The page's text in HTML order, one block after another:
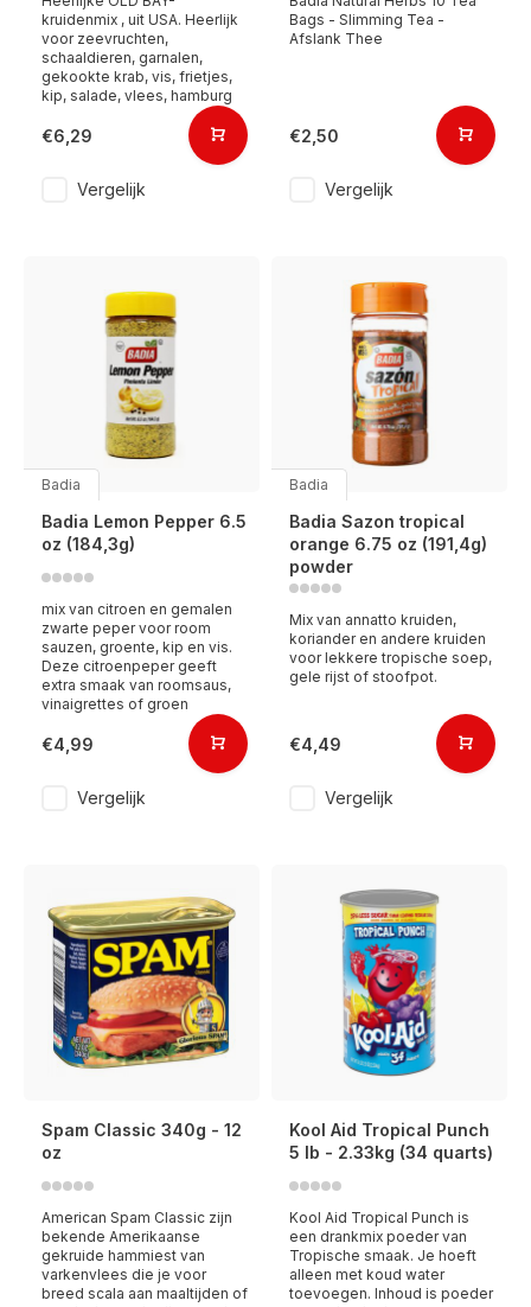
kruidenmix , uit USA. Heerlijk
voor zeevruchten,
schaaldieren, garnalen,
gekookte krab, vis, frietjes,
kip, salade, vlees, hamburg
€6,29
Vergelijk
Bags - Slimming Tea -
Afslank Thee
€2,50
Vergelijk
Badia
Badia Lemon Pepper 6.5
oz (184,3g)
mix van citroen en gemalen
zwarte peper voor room
sauzen, groente, kip en vis.
Deze citroenpeper geeft
extra smaak van roomsaus,
vinaigrettes of groen
€4,99
Vergelijk
Badia
Badia Sazon tropical
orange 6.75 oz (191,4g)
powder
Mix van annatto kruiden,
koriander en andere kruiden
voor lekkere tropische soep,
gele rijst of stoofpot.
€4,49
Vergelijk
Spam Classic 340g - 12
oz
American Spam Classic zijn
bekende Amerikaanse
gekruide hammiest van
varkenvlees die je voor
breed scala aan maaltijden of
Kool Aid Tropical Punch
5 lb - 2.33kg (34 quarts)
Kool Aid Tropical Punch is
een drankmix poeder van
Tropische smaak. Je hoeft
alleen met koud water
toevoegen. Inhoud is poeder